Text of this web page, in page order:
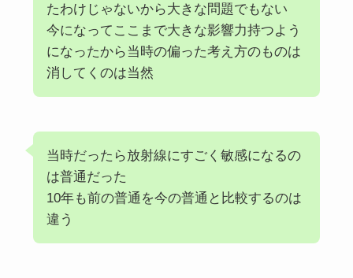
たわけじゃないから大きな問題でもない
今になってここまで大きな影響力持つよう
になったから当時の偏った考え方のものは
消してくのは当然
当時だったら放射線にすごく敏感になるの
は普通だった
10年も前の普通を今の普通と比較するのは
違う